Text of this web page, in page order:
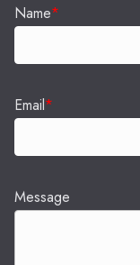
Name*
Email*
Message